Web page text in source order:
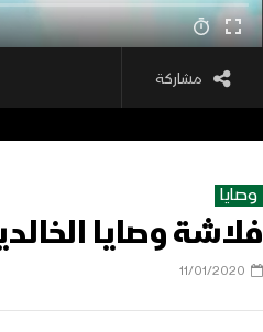
مشاركة
وصايا
فلاشة وصايا
11/01/2020